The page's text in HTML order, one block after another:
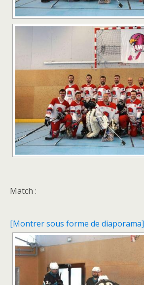
Match :
[Montrer sous forme de diaporama]